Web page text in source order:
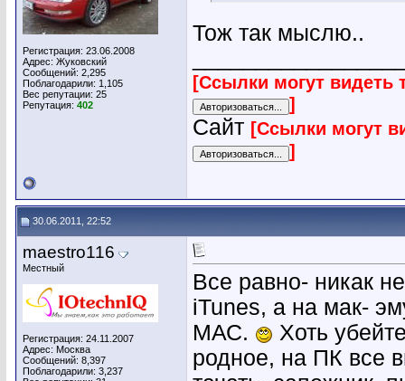
Регистрация: 23.06.2008
Адрес: Жуковский
Сообщений: 2,295
Поблагодарили: 1,105
Вес репутации: 25
Репутация: 402
Тож так мыслю..
[Ссылки могут видеть
]
Сайт [Ссылки могут
]
30.06.2011, 22:52
maestro116
Местный
Регистрация: 24.11.2007
Адрес: Москва
Сообщений: 8,397
Поблагодарили: 3,237
Все равно- никак
iTunes, а на мак-
МАС.
Хоть
родное, на ПК все